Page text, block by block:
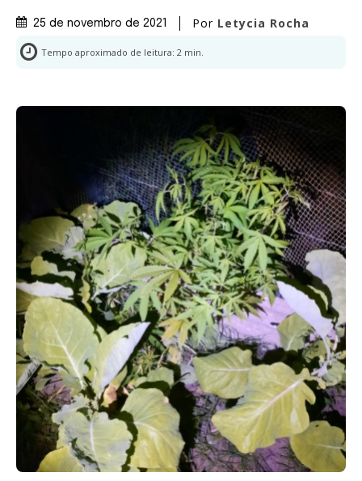
25 de novembro de 2021 Por Letycia Rocha
Tempo aproximado de leitura: 2 min.